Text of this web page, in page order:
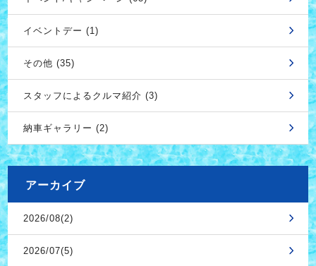
イベントデー (1)
その他 (35)
スタッフによるクルマ紹介 (3)
納車ギャラリー (2)
アーカイブ
2026/08(2)
2026/07(5)